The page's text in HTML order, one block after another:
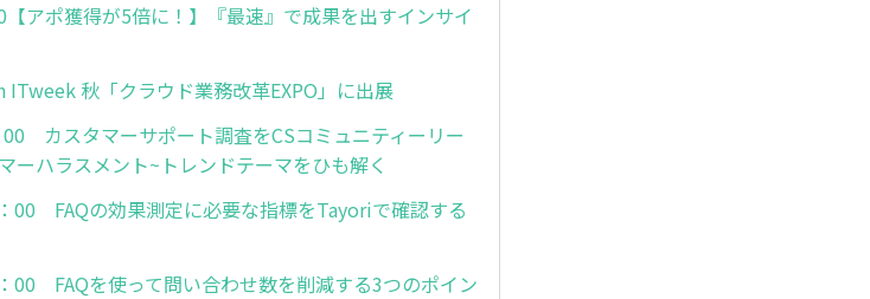
アポ獲得が5倍に！】『最速』で成果を出すインサイ
秋「クラウド業務改革EXPO」に出展
カスタマーサポート調査をCSコミュニティーリー
ーハラスメント~トレンドテーマをひも解く
00 FAQの効果測定に必要な指標をTayoriで確認する
00 FAQを使って問い合わせ数を削減する3つのポイン